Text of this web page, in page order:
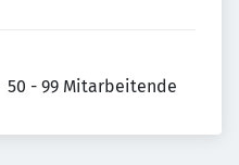
50 - 99 Mitarbeitende